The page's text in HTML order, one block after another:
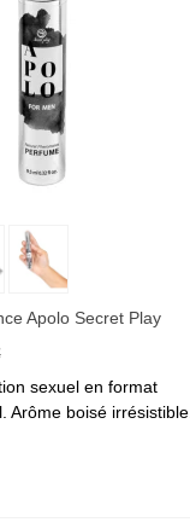
panier
Apolo Secret Play
sexuel en format
Arôme boisé irrésistible.